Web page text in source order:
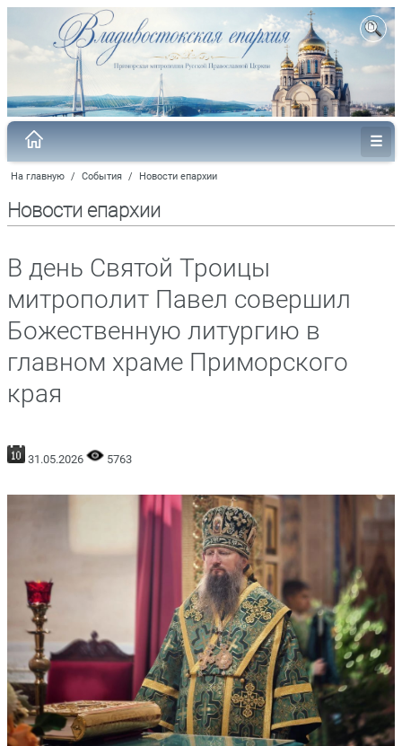
На главную / События / Новости епархии
Новости епархии
В день Святой Троицы
митрополит Павел совершил
Божественную литургию в
главном храме Приморского
края
31.05.2026 5763